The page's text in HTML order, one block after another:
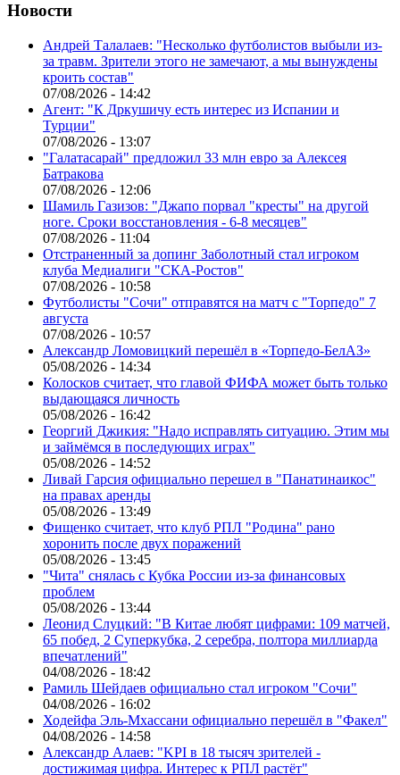
Новости
Андрей Талалаев: "Несколько футболистов выбыли из-
за травм. Зрители этого не замечают, а мы вынуждены
кроить состав"
07/08/2026 - 14:42
Агент: "К Дркушичу есть интерес из Испании и
Турции"
07/08/2026 - 13:07
"Галатасарай" предложил 33 млн евро за Алексея
Батракова
07/08/2026 - 12:06
Шамиль Газизов: "Джапо порвал "кресты" на другой
ноге. Сроки восстановления - 6-8 месяцев"
07/08/2026 - 11:04
Отстраненный за допинг Заболотный стал игроком
клуба Медиалиги "СКА-Ростов"
07/08/2026 - 10:58
Футболисты "Сочи" отправятся на матч с "Торпедо" 7
августа
07/08/2026 - 10:57
Александр Ломовицкий перешёл в «Торпедо-БелАЗ»
05/08/2026 - 14:34
Колосков считает, что главой ФИФА может быть только
выдающаяся личность
05/08/2026 - 16:42
Георгий Джикия: "Надо исправлять ситуацию. Этим мы
и займёмся в последующих играх"
05/08/2026 - 14:52
Ливай Гарсия официально перешел в "Панатинаикос"
на правах аренды
05/08/2026 - 13:49
Фищенко считает, что клуб РПЛ "Родина" рано
хоронить после двух поражений
05/08/2026 - 13:45
"Чита" снялась с Кубка России из-за финансовых
проблем
05/08/2026 - 13:44
Леонид Слуцкий: "В Китае любят цифрами: 109 матчей,
65 побед, 2 Суперкубка, 2 серебра, полтора миллиарда
впечатлений"
04/08/2026 - 18:42
Рамиль Шейдаев официально стал игроком "Сочи"
04/08/2026 - 16:02
Ходейфа Эль-Мхассани официально перешёл в "Факел"
04/08/2026 - 14:58
Александр Алаев: "KPI в 18 тысяч зрителей -
достижимая цифра. Интерес к РПЛ растёт"